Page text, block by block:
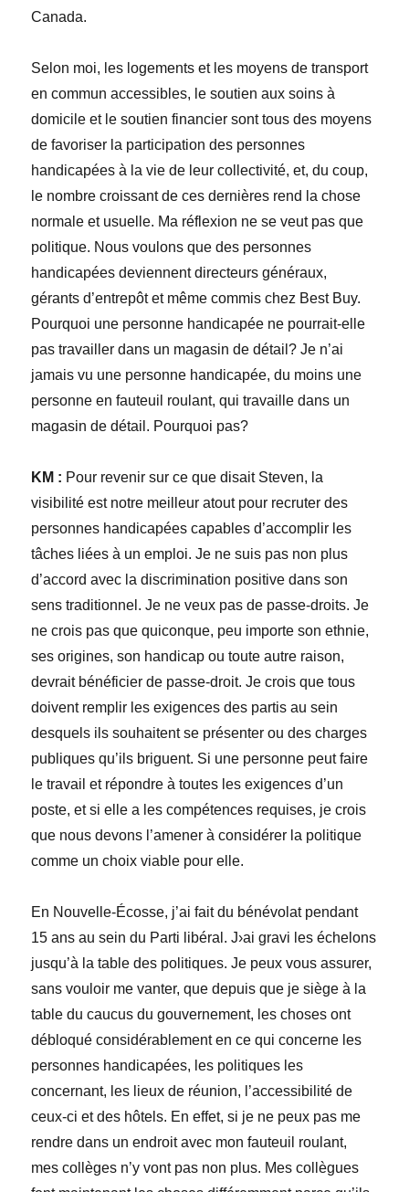
Canada.
Selon moi, les logements et les moyens de transport
en commun accessibles, le soutien aux soins à
domicile et le soutien financier sont tous des moyens
de favoriser la participation des personnes
handicapées à la vie de leur collectivité, et, du coup,
le nombre croissant de ces dernières rend la chose
normale et usuelle. Ma réflexion ne se veut pas que
politique. Nous voulons que des personnes
handicapées deviennent directeurs généraux,
gérants d’entrepôt et même commis chez Best Buy.
Pourquoi une personne handicapée ne pourrait-elle
pas travailler dans un magasin de détail? Je n’ai
jamais vu une personne handicapée, du moins une
personne en fauteuil roulant, qui travaille dans un
magasin de détail. Pourquoi pas?
KM : Pour revenir sur ce que disait Steven, la
visibilité est notre meilleur atout pour recruter des
personnes handicapées capables d’accomplir les
tâches liées à un emploi. Je ne suis pas non plus
d’accord avec la discrimination positive dans son
sens traditionnel. Je ne veux pas de passe-droits. Je
ne crois pas que quiconque, peu importe son ethnie,
ses origines, son handicap ou toute autre raison,
devrait bénéficier de passe-droit. Je crois que tous
doivent remplir les exigences des partis au sein
desquels ils souhaitent se présenter ou des charges
publiques qu’ils briguent. Si une personne peut faire
le travail et répondre à toutes les exigences d’un
poste, et si elle a les compétences requises, je crois
que nous devons l’amener à considérer la politique
comme un choix viable pour elle.
En Nouvelle-Écosse, j’ai fait du bénévolat pendant
15 ans au sein du Parti libéral. J›ai gravi les échelons
jusqu’à la table des politiques. Je peux vous assurer,
sans vouloir me vanter, que depuis que je siège à la
table du caucus du gouvernement, les choses ont
débloqué considérablement en ce qui concerne les
personnes handicapées, les politiques les
concernant, les lieux de réunion, l’accessibilité de
ceux-ci et des hôtels. En effet, si je ne peux pas me
rendre dans un endroit avec mon fauteuil roulant,
mes collèges n’y vont pas non plus. Mes collègues